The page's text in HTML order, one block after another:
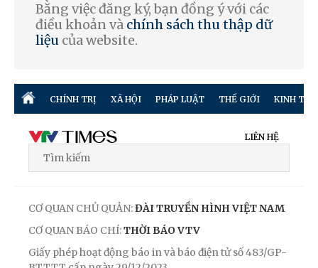
Bằng việc đăng ký, bạn đồng ý với các
điều khoản và chính sách thu thập dữ
liệu của website.
CHÍNH TRỊ XÃ HỘI PHÁP LUẬT THẾ GIỚI KINH TẾ
LIÊN HỆ
CƠ QUAN CHỦ QUẢN:ĐÀI TRUYỀN HÌNH VIỆT NAM
CƠ QUAN BÁO CHÍ:THỜI BÁO VTV
Giấy phép hoạt động báo in và báo điện tử số 483/GP-